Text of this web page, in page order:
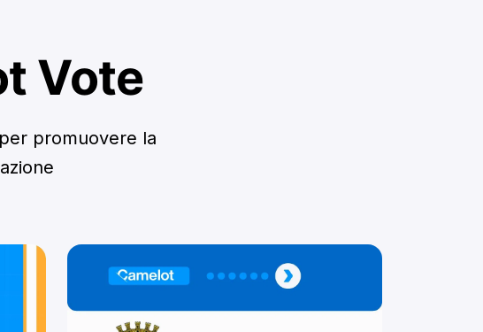
Vote
promuovere la